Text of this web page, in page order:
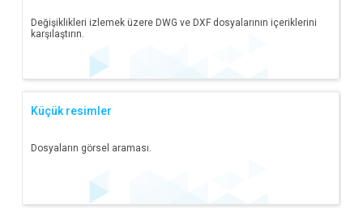
Değişiklikleri izlemek üzere DWG ve DXF dosyalarının içeriklerini
karşılaştırın.
Küçük resimler
Dosyaların görsel araması.